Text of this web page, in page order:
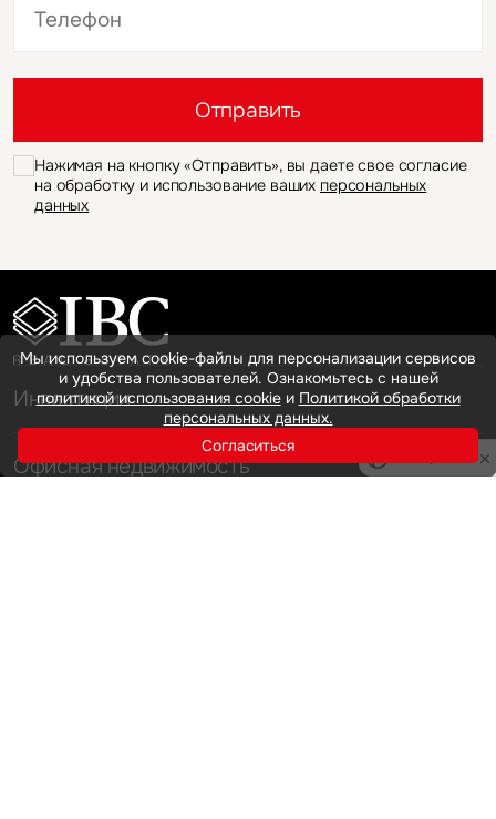
Отправить
Нажимая на кнопку «Отправить», вы даете свое согласие
на обработку и использование ваших персональных
данных
Инвестиции
Офисная недвижимость
Мы используем cookie-файлы для персонализации сервисов
и удобства пользователей. Ознакомьтесь с нашей
политикой использования cookieи Политикой обработки
персональных данных.
Согласиться